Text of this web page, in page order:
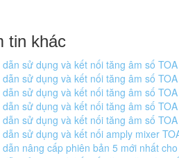
tin khác
sử dụng và kết nối tăng âm số
sử dụng và kết nối tăng âm số
sử dụng và kết nối tăng âm số
sử dụng và kết nối tăng âm số
sử dụng và kết nối tăng âm số
sử dụng và kết nối amply mixer
nâng cấp phiên bản 5 mới nhất